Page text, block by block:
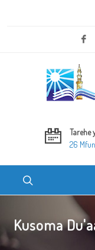
Tarehe
26
Kusoma